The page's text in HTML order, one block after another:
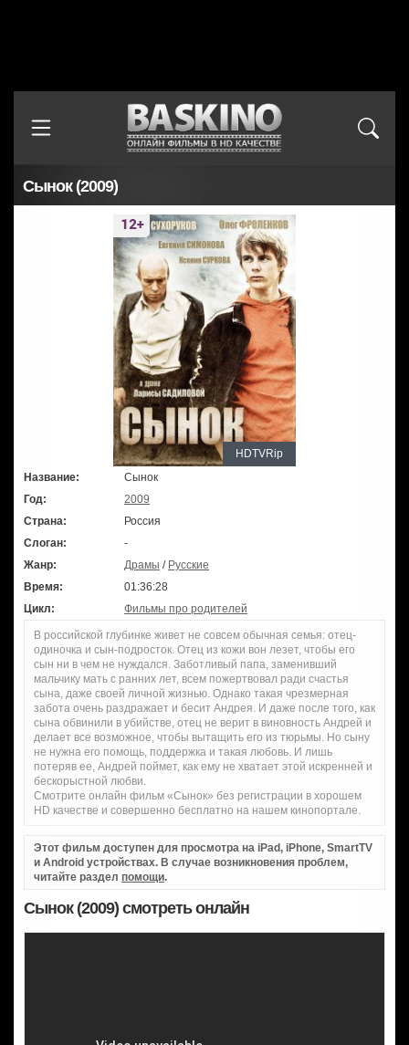
Сынок (2009)
HDTVRip
Название:
Сынок
Год:
2009
Страна:
Россия
Слоган:
-
Жанр:
Драмы / Русские
Время:
01:36:28
Цикл:
Фильмы про родителей
В российской глубинке живет не совсем обычная семья: отец-
одиночка и сын-подросток. Отец из кожи вон лезет, чтобы его
сын ни в чем не нуждался. Заботливый папа, заменивший
мальчику мать с ранних лет, всем пожертвовал ради счастья
сына, даже своей личной жизнью. Однако такая чрезмерная
забота очень раздражает и бесит Андрея. И даже после того, как
сына обвинили в убийстве, отец не верит в виновность Андрей и
делает все возможное, чтобы вытащить его из тюрьмы. Но сыну
не нужна его помощь, поддержка и такая любовь. И лишь
потеряв ее, Андрей поймет, как ему не хватает этой искренней и
бескорыстной любви.
Смотрите онлайн фильм «Сынок» без регистрации в хорошем
HD качестве и совершенно бесплатно на нашем кинопортале.
Этот фильм доступен для просмотра на iPad, iPhone, SmartTV
и Android устройствах. В случае возникновения проблем,
читайте раздел помощи.
Сынок (2009) смотреть онлайн